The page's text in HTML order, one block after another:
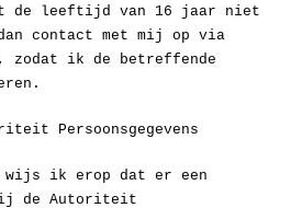
de leeftijd van 16 jaar niet
contact met mij op via
, zodat ik de betreffende
Persoonsgegevens
wijs ik erop dat er een
de Autoriteit